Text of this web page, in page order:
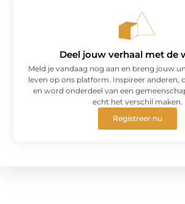
Deel jouw verhaal met de
Meld je vandaag nog aan en breng jouw
leven op ons platform. Inspireer anderen,
en word onderdeel van een
echt het verschil maken.
Registreer nu